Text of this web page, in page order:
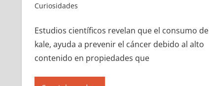
Curiosidades
Estudios científicos revelan que el consumo de
kale, ayuda a prevenir el cáncer debido al alto
contenido en propiedades que